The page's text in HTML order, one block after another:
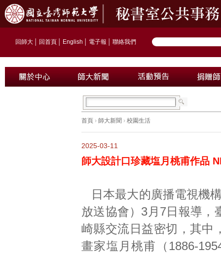
回師大 回首頁 English 電子報 聯絡我們
首頁 › 師大新聞 › 校園生活
2025-03-11
師大設計口珍藏塩月桃甫作品
日本最大的廣播電視機
放送協會）3月7日報導，
崎縣交流日益密切，其中
畫家塩月桃甫（1886-